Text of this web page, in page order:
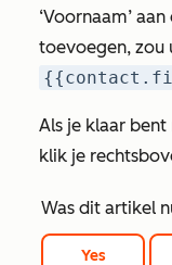
‘Voornaam’ aan
toevoegen, zou
Als je klaar
klik je
Was dit artikel
Yes